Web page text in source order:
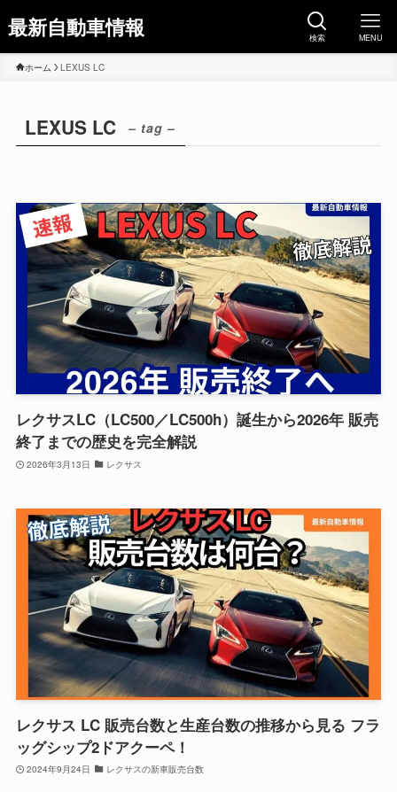
最新自動車情報 検索 MENU
ホーム LEXUS LC
LEXUS LC – tag –
レクサスLC（LC500／LC500h）誕生から2026年 販売
終了までの歴史を完全解説
2026年3月13日 レクサス
レクサス LC 販売台数と生産台数の推移から見る フラ
ッグシップ2ドアクーペ！
2024年9月24日 レクサスの新車販売台数